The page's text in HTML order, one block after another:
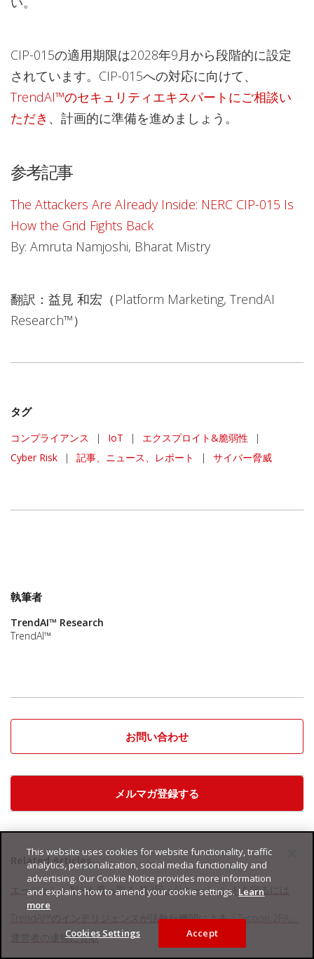
CIP-015の適用期限は2028年9月から段階的に設定
されています。CIP-015への対応に向けて、
TrendAI™のセキュリティエキスパートにご相談い
ただき 、計画的に準備を進めましょう。
参考記事
The Attackers Are Already Inside: NERC CIP-015 Is
How the Grid Fights Back
By: Amruta Namjoshi, Bharat Mistry
翻訳：益見 和宏（Platform Marketing, TrendAI
Research™）
タグ
コンプライアンス | IoT | エクスプロイト&脆弱性
|
Cyber Risk
| 記事、ニュース、レポート | サイバー脅威
執筆者
TrendAI™ Research
TrendAI™
お問い合わせ
メルマガ登録する
Related Articles
エージェント型AIを乗っ取る 第3回：AIエージェントを守るには
TrendAI™のインテリジェンスが法執行機関による「Tycoon 2FA」
運営者の逮捕に貢献
This website uses cookies for website functionality, traffic
analytics, personalization, social media functionality and
advertising. Our Cookie Notice provides more information
and explains how to amend your cookie settings. Learn
more
Cookies Settings Accept